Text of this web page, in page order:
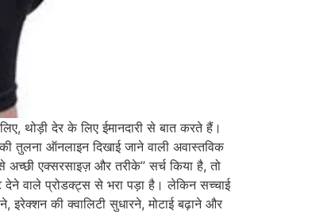
देर के लिए ईमानदारी से बात करते हैं।
ऑनलाइन दिखाई जाने वाली अवास्तविक
एक्सरसाइज़ और तरीके” सर्च किया है, तो
वाले प्रोडक्ट्स से भरा पड़ा है। लेकिन सच्चाई
की क्वालिटी सुधारने, मोटाई बढ़ाने और